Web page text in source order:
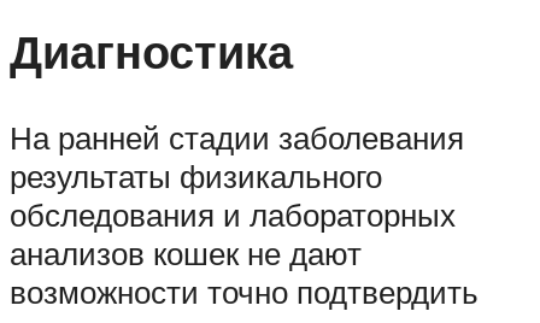
Диагностика
На ранней стадии заболевания
результаты физикального
обследования и лабораторных
анализов кошек не дают
возможности точно подтвердить